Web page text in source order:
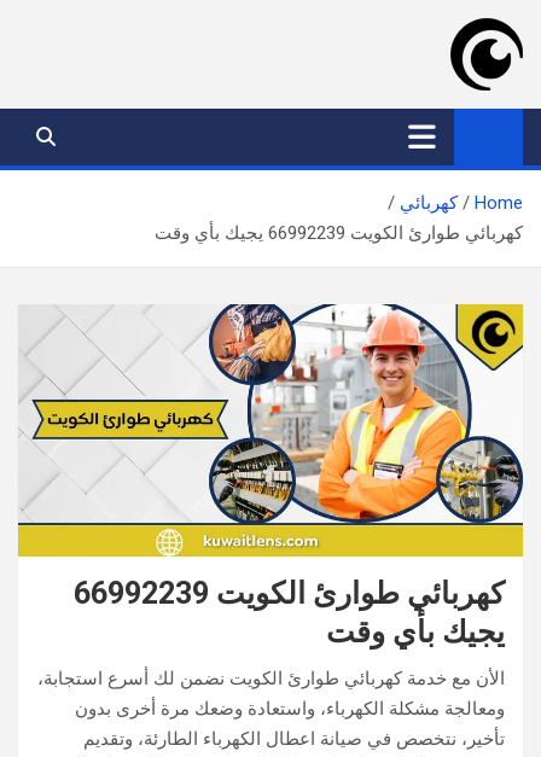
content
موقع عدسة الكويت
افضل خدمات بالكويت
Home
كهربائي
كهربائي طوارئ الكويت 66992239 يجيك بأي وقت
كهربائي طوارئ الكويت 66992239
يجيك بأي وقت
الأن مع خدمة كهربائي طوارئ الكويت نضمن لك أسرع استجابة،
ومعالجة مشكلة الكهرباء، واستعادة وضعك مرة أخرى بدون
تأخير، نتخصص في صيانة اعطال الكهرباء الطارئة، وتقديم